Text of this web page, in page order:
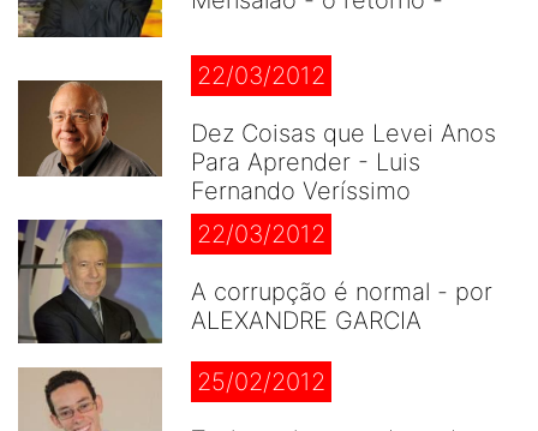
22/03/2012
Dez Coisas que Levei Anos
Para Aprender - Luis
Fernando Veríssimo
22/03/2012
A corrupção é normal - por
ALEXANDRE GARCIA
25/02/2012